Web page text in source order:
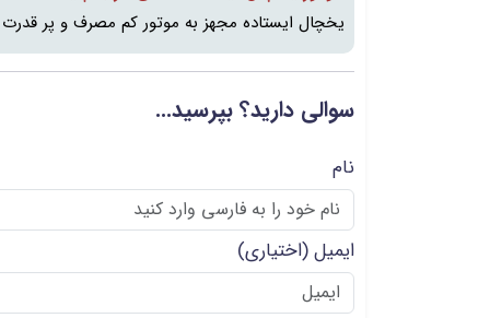
یخچال ایستاده مجهز به موتور کم مصرف و پر قدرت
سوالی دارید؟ بپرسید...
نام
ایمیل(اختیاری)